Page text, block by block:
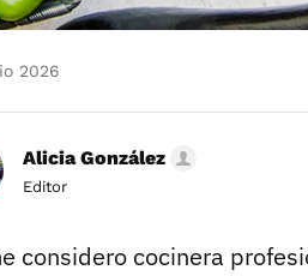
2026
Alicia González
Editor
considero cocinera